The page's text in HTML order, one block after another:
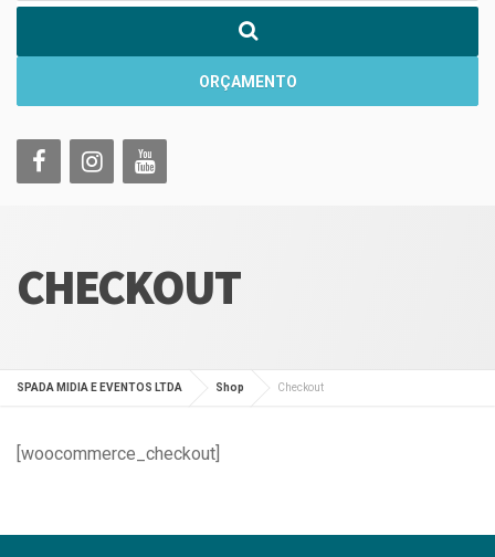
ORÇAMENTO
CHECKOUT
SPADA MIDIA E EVENTOS LTDA Shop Checkout
[woocommerce_checkout]